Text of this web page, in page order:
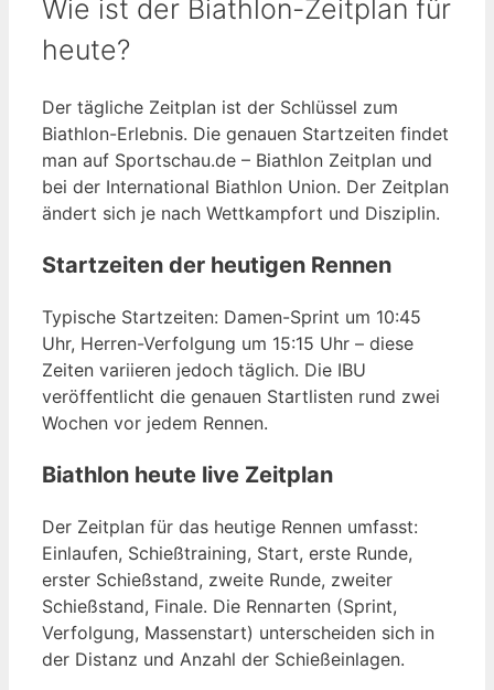
Wie ist der Biathlon-Zeitplan für
heute?
Der tägliche Zeitplan ist der Schlüssel zum
Biathlon-Erlebnis. Die genauen Startzeiten findet
man auf Sportschau.de – Biathlon Zeitplan und
bei der International Biathlon Union. Der Zeitplan
ändert sich je nach Wettkampfort und Disziplin.
Startzeiten der heutigen Rennen
Typische Startzeiten: Damen-Sprint um 10:45
Uhr, Herren-Verfolgung um 15:15 Uhr – diese
Zeiten variieren jedoch täglich. Die IBU
veröffentlicht die genauen Startlisten rund zwei
Wochen vor jedem Rennen.
Biathlon heute live Zeitplan
Der Zeitplan für das heutige Rennen umfasst:
Einlaufen, Schießtraining, Start, erste Runde,
erster Schießstand, zweite Runde, zweiter
Schießstand, Finale. Die Rennarten (Sprint,
Verfolgung, Massenstart) unterscheiden sich in
der Distanz und Anzahl der Schießeinlagen.